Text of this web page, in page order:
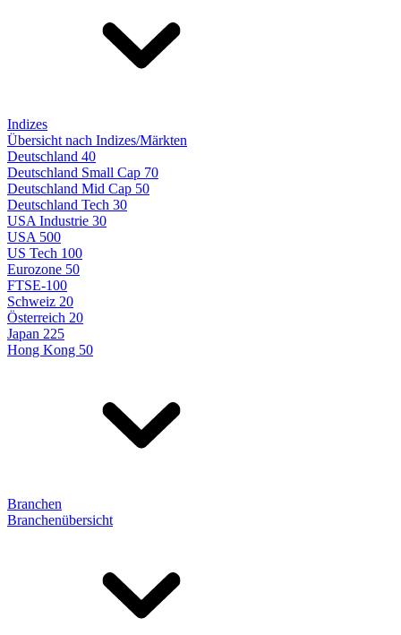
Indizes
Übersicht nach Indizes/Märkten
Deutschland 40
Deutschland Small Cap 70
Deutschland Mid Cap 50
Deutschland Tech 30
USA Industrie 30
USA 500
US Tech 100
Eurozone 50
FTSE-100
Schweiz 20
Österreich 20
Japan 225
Hong Kong 50
Branchen
Branchenübersicht